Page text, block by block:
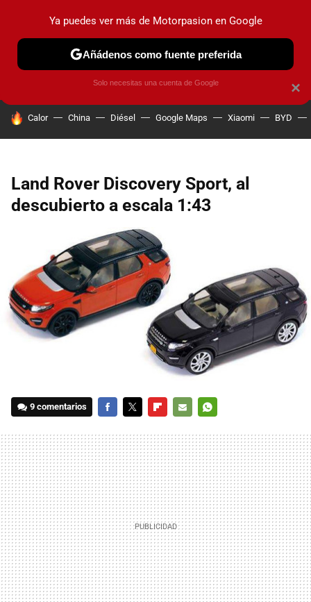
PRUEBAS COCHES ELÉCTRICOS OBSERVATORIO
HOY SE HABLA DE
Calor China Diésel Google Maps Xiaomi BYD
Land Rover Discovery Sport, al
descubierto a escala 1:43
9 comentarios
MAIL
×
Ya puedes ver más de Motorpasion en Google
Añádenos como fuente preferida
Solo necesitas una cuenta de Google